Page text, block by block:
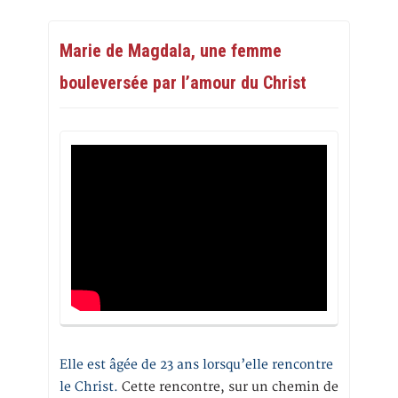
Marie de Magdala, une femme
bouleversée par l’amour du Christ
Elle est âgée de 23 ans lorsqu’elle rencontre
le Christ. Cette rencontre, sur un chemin de